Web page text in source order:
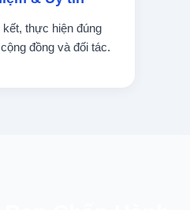
thực hiện đúng
đồng và đối tác.